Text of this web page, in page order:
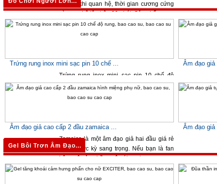
sinh lý khi quan hệ, thời gian cương cứng
và quan hệ lâu trên 30 phút. Sản phẩm ...
1,500,000 VNĐ
Trứng rung inox mini sạc pin 10 chế ...
Trứng rung inox mini sạc pin 10 chế độ
rung với thiết kế nhỏ gọn, màu inox đặc
trưng, sản phẩm trứng rung âm đạo mini ...
Âm đạo
Âm đạo giả cao cấp 2 đầu zamaica ...
Zamaica là một âm đạo giả hai đầu giá rẻ
nhưng cực kỳ sang trọng. Nếu bạn là fan
hâm mộ của những cô gái ngọt ...
750,000 VNĐ
Âm đạo
Gel Bôi Trơn Âm Đạo...